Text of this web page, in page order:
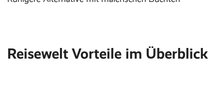
Reisewelt Vorteile im Überblick